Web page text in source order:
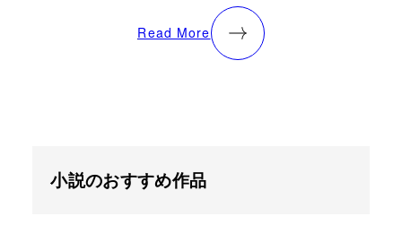
Read More
小説のおすすめ作品